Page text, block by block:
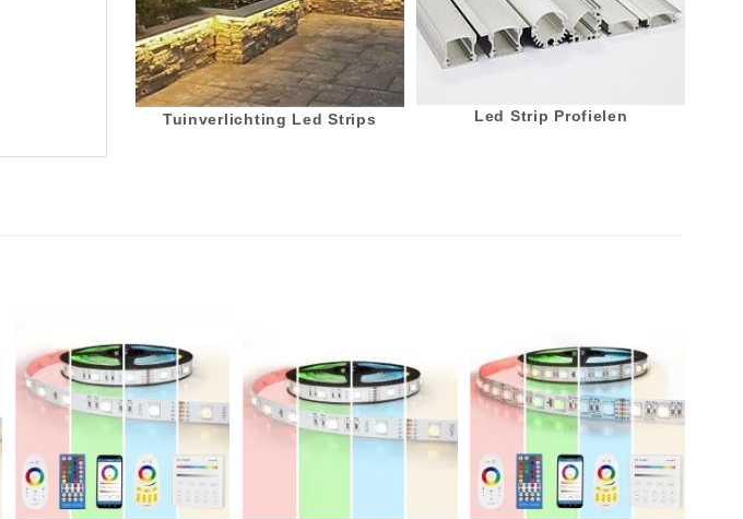
Tuinverlichting Led Strips Led Strip Profielen